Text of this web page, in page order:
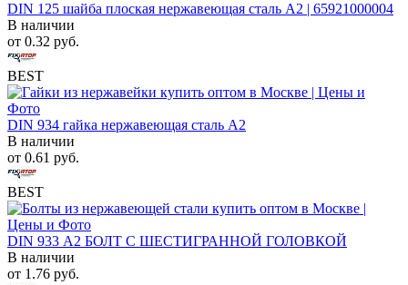
DIN 125 шайба плоская нержавеющая сталь A2 | 65921000004
В наличии
от 0.32 руб.
BEST
DIN 934 гайка нержавеющая сталь A2
В наличии
от 0.61 руб.
BEST
DIN 933 А2 БОЛТ С ШЕСТИГРАННОЙ ГОЛОВКОЙ
В наличии
от 1.76 руб.